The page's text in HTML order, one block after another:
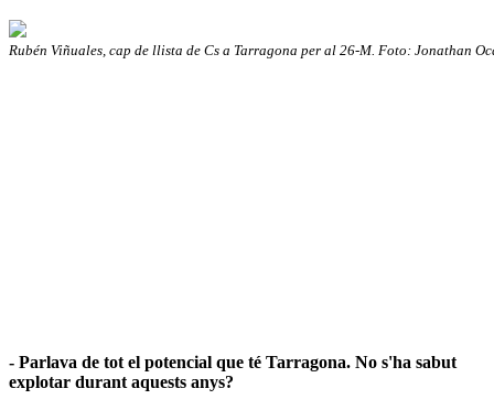
Rubén Viñuales, cap de llista de Cs a Tarragona per al 26-M. Foto: Jonathan
- Parlava de tot el potencial que té Tarragona. No s'ha sabut
explotar durant aquests anys?